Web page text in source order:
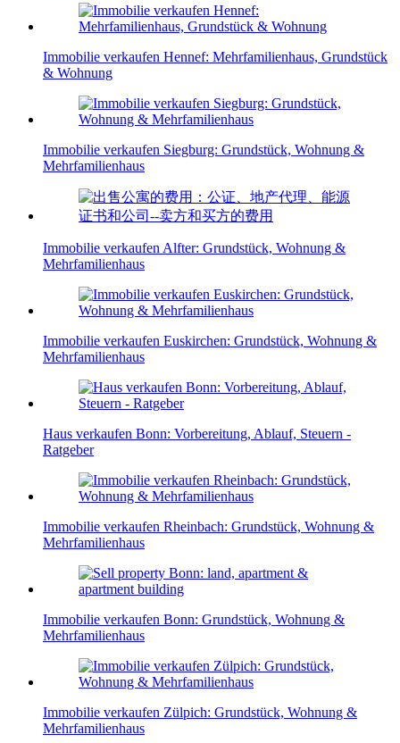
Immobilie verkaufen Hennef: Mehrfamilienhaus, Grundstück
& Wohnung
Immobilie verkaufen Siegburg: Grundstück, Wohnung &
Mehrfamilienhaus
Immobilie verkaufen Alfter: Grundstück, Wohnung &
Mehrfamilienhaus
Immobilie verkaufen Euskirchen: Grundstück, Wohnung &
Mehrfamilienhaus
Haus verkaufen Bonn: Vorbereitung, Ablauf, Steuern -
Ratgeber
Immobilie verkaufen Rheinbach: Grundstück, Wohnung &
Mehrfamilienhaus
Immobilie verkaufen Bonn: Grundstück, Wohnung &
Mehrfamilienhaus
Immobilie verkaufen Zülpich: Grundstück, Wohnung &
Mehrfamilienhaus